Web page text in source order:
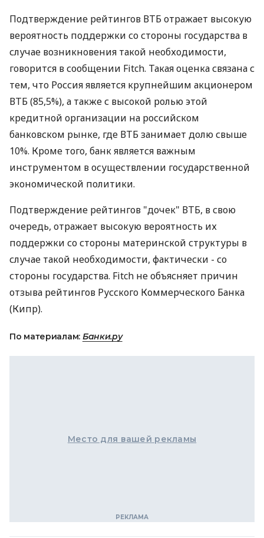
Подтверждение рейтингов ВТБ отражает высокую
вероятность поддержки со стороны государства в
случае возникновения такой необходимости,
говорится в сообщении Fitch. Такая оценка связана с
тем, что Россия является крупнейшим акционером
ВТБ (85,5%), а также с высокой ролью этой
кредитной организации на российском
банковском рынке, где ВТБ занимает долю свыше
10%. Кроме того, банк является важным
инструментом в осуществлении государственной
экономической политики.
Подтверждение рейтингов "дочек" ВТБ, в свою
очередь, отражает высокую вероятность их
поддержки со стороны материнской структуры в
случае такой необходимости, фактически - со
стороны государства. Fitch не объясняет причин
отзыва рейтингов Русского Коммерческого Банка
(Кипр).
По материалам: Банки.ру
Место для вашей рекламы